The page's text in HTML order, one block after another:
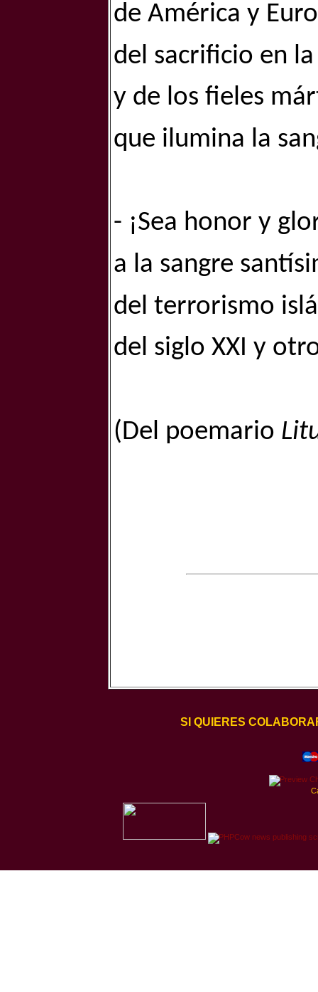
de América y
del sacrificio en
y de los fieles
que ilumina la
- ¡Sea honor y
a la sangre
del terrorismo
del siglo XXI y
(Del poemario
SI QUIERES